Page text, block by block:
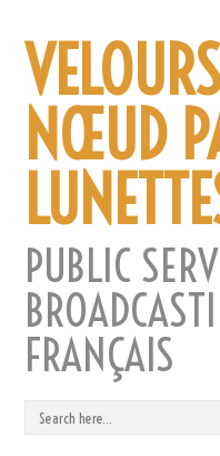
NŒUD
PUBLIC
FRANÇAIS